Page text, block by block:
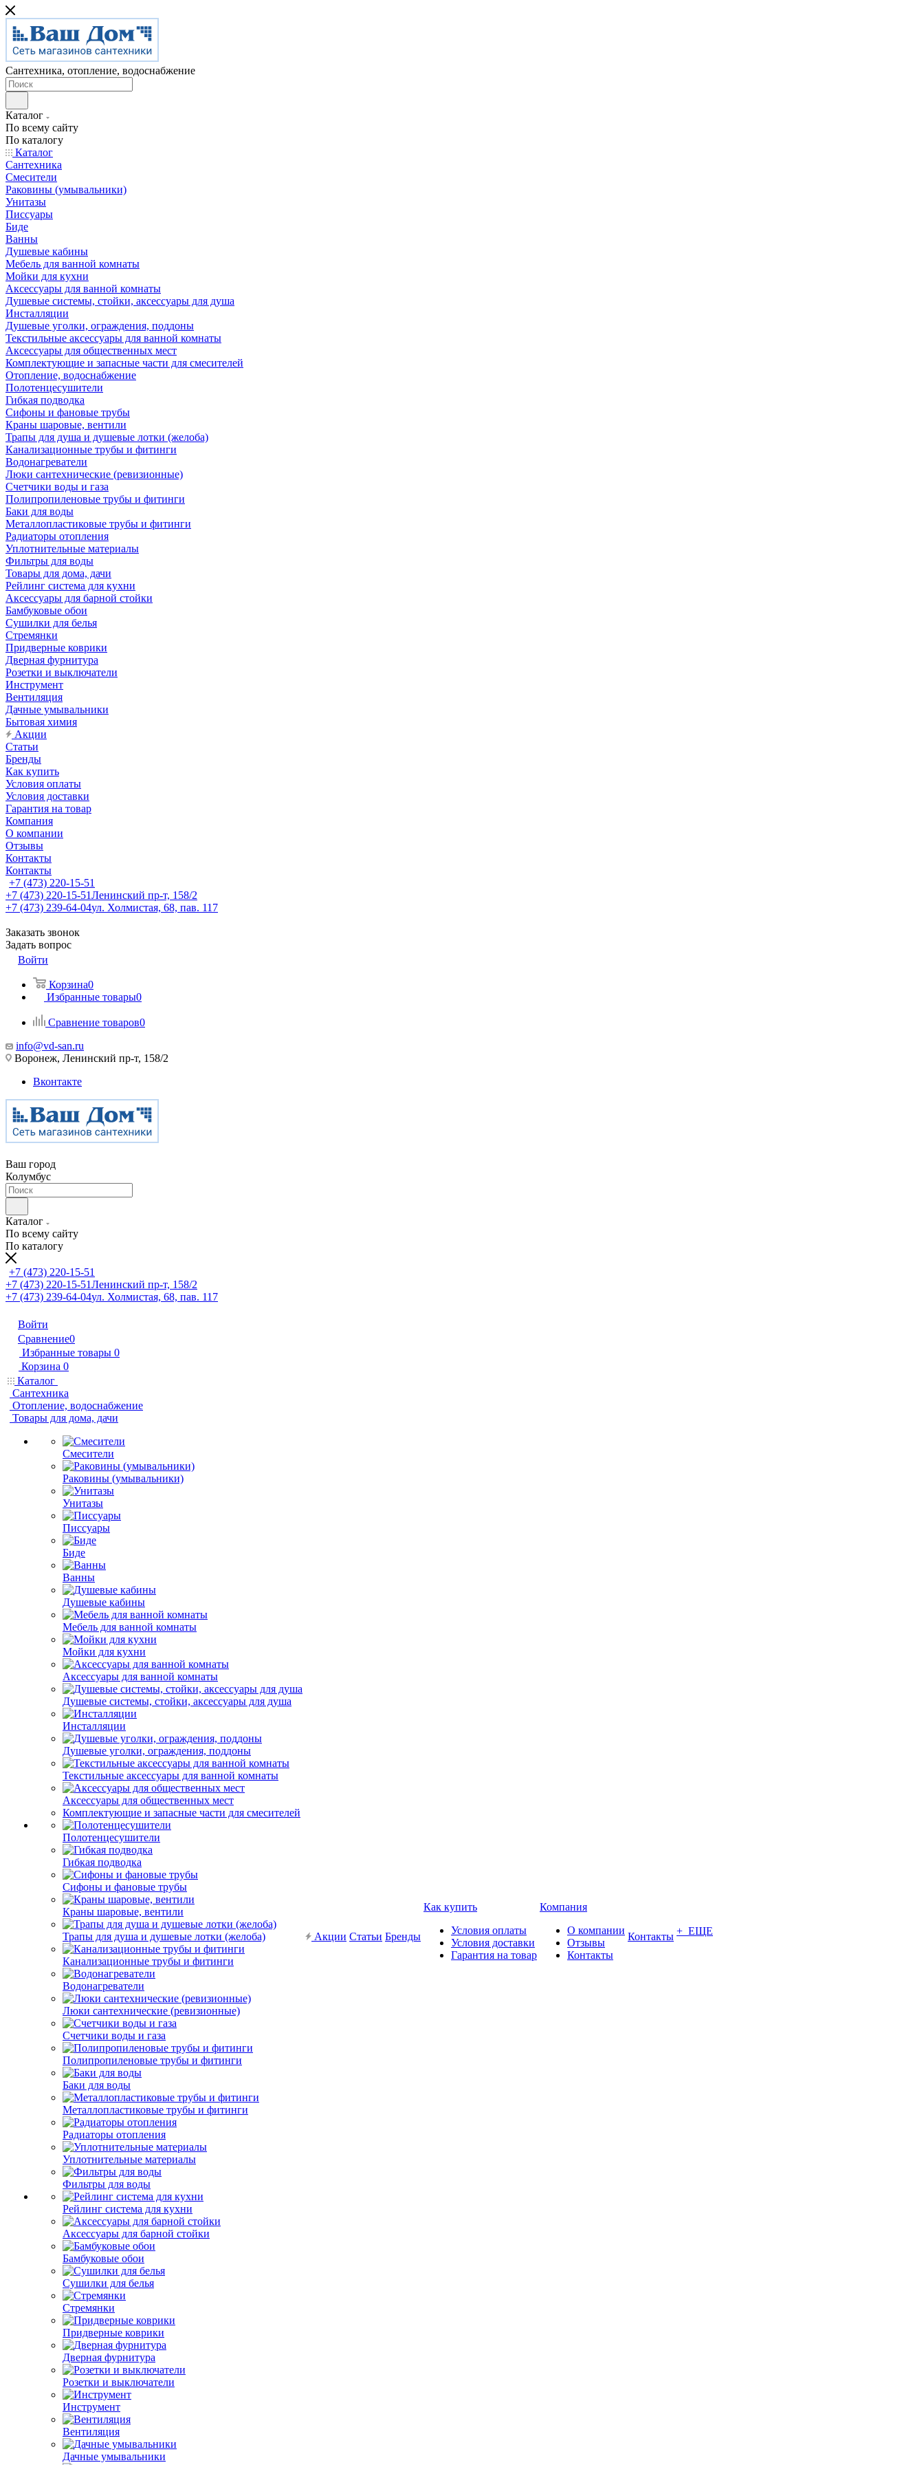
Сантехника, отопление, водоснабжение
Каталог
По всему сайту
По каталогу
Каталог
Сантехника
Смесители
Раковины (умывальники)
Унитазы
Писсуары
Биде
Ванны
Душевые кабины
Мебель для ванной комнаты
Мойки для кухни
Аксессуары для ванной комнаты
Душевые системы, стойки, аксессуары для душа
Инсталляции
Душевые уголки, ограждения, поддоны
Текстильные аксессуары для ванной комнаты
Аксессуары для общественных мест
Комплектующие и запасные части для смесителей
Отопление, водоснабжение
Полотенцесушители
Гибкая подводка
Сифоны и фановые трубы
Краны шаровые, вентили
Трапы для душа и душевые лотки (желоба)
Канализационные трубы и фитинги
Водонагреватели
Люки сантехнические (ревизионные)
Счетчики воды и газа
Полипропиленовые трубы и фитинги
Баки для воды
Металлопластиковые трубы и фитинги
Радиаторы отопления
Уплотнительные материалы
Фильтры для воды
Товары для дома, дачи
Рейлинг система для кухни
Аксессуары для барной стойки
Бамбуковые обои
Сушилки для белья
Стремянки
Придверные коврики
Дверная фурнитура
Розетки и выключатели
Инструмент
Вентиляция
Дачные умывальники
Бытовая химия
Акции
Статьи
Бренды
Как купить
Условия оплаты
Условия доставки
Гарантия на товар
Компания
О компании
Отзывы
Контакты
Контакты
+7 (473) 220-15-51
+7 (473) 220-15-51Ленинский пр-т, 158/2
+7 (473) 239-64-04ул. Холмистая, 68, пав. 117
Заказать звонок
Задать вопрос
Войти
Корзина0
Избранные товары0
Сравнение товаров0
info@vd-san.ru
Воронеж, Ленинский пр-т, 158/2
Вконтакте
Ваш город
Колумбус
Каталог
По всему сайту
По каталогу
+7 (473) 220-15-51
+7 (473) 220-15-51Ленинский пр-т, 158/2
+7 (473) 239-64-04ул. Холмистая, 68, пав. 117
Войти
Сравнение0
Избранные товары 0
Корзина 0
Каталог
Сантехника
Отопление, водоснабжение
Товары для дома, дачи
Смесители
Раковины (умывальники)
Унитазы
Писсуары
Биде
Ванны
Душевые кабины
Мебель для ванной комнаты
Мойки для кухни
Аксессуары для ванной комнаты
Душевые системы, стойки, аксессуары для душа
Инсталляции
Душевые уголки, ограждения, поддоны
Текстильные аксессуары для ванной комнаты
Аксессуары для общественных мест
Комплектующие и запасные части для смесителей
Полотенцесушители
Гибкая подводка
Сифоны и фановые трубы
Краны шаровые, вентили
Трапы для душа и душевые лотки (желоба)
Канализационные трубы и фитинги
Водонагреватели
Люки сантехнические (ревизионные)
Счетчики воды и газа
Полипропиленовые трубы и фитинги
Баки для воды
Металлопластиковые трубы и фитинги
Радиаторы отопления
Уплотнительные материалы
Фильтры для воды
Рейлинг система для кухни
Аксессуары для барной стойки
Бамбуковые обои
Сушилки для белья
Стремянки
Придверные коврики
Дверная фурнитура
Розетки и выключатели
Инструмент
Вентиляция
Дачные умывальники
Акции Статьи Бренды
Как купить
Условия оплаты
Условия доставки
Гарантия на товар
Компания
О компании
Отзывы
Контакты
Контакты + ЕЩЕ